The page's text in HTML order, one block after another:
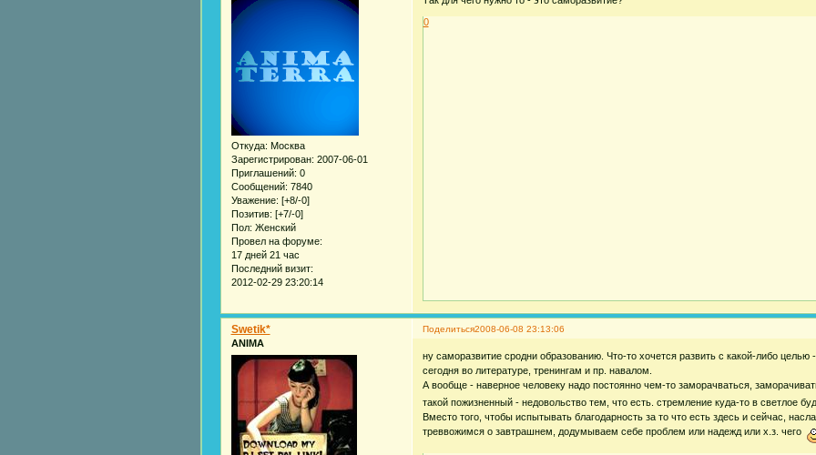
Откуда: Москва
Зарегистрирован: 2007-06-01
Приглашений: 0
Сообщений: 7840
Уважение: [+8/-0]
Позитив: [+7/-0]
Пол: Женский
Провел на форуме:
17 дней 21 час
Последний визит:
2012-02-29 23:20:14
0
Поделиться2008-06-08 23:13:06
Swetik*
ANIMA
ну саморазвитие сродни образованию. Что-то хочется развить с какой-либо
сегодня во литературе, тренингам и пр. навалом.
А вообще - наверное человеку надо постоянно чем-то заморачваться,
такой пожизненный - недовольство тем, что есть. стремление куда-то в светлое
Вместо того, чтобы испытывать благодарность за то что есть здесь и сейчас,
треввожимся о завтрашнем, додумываем себе проблем или надежд или х.з. чего